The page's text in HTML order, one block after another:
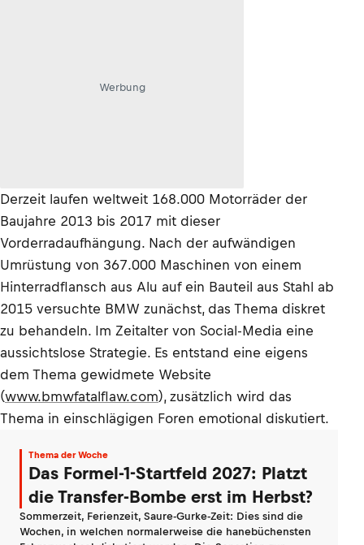
Werbung
Derzeit laufen weltweit 168.000 Motorräder der
Baujahre 2013 bis 2017 mit dieser
Vorderradaufhängung. Nach der aufwändigen
Umrüstung von 367.000 Maschinen von einem
Hinterradflansch aus Alu auf ein Bauteil aus Stahl ab
2015 versuchte BMW zunächst, das Thema diskret
zu behandeln. Im Zeitalter von Social-Media eine
aussichtslose Strategie. Es entstand eine eigens
dem Thema gewidmete Website
(www.bmwfatalflaw.com), zusätzlich wird das
Thema in einschlägigen Foren emotional diskutiert.
Thema der Woche
Das Formel-1-Startfeld 2027: Platzt
die Transfer-Bombe erst im Herbst?
Sommerzeit, Ferienzeit, Saure-Gurke-Zeit: Dies sind die
Wochen, in welchen normalerweise die hanebüchensten